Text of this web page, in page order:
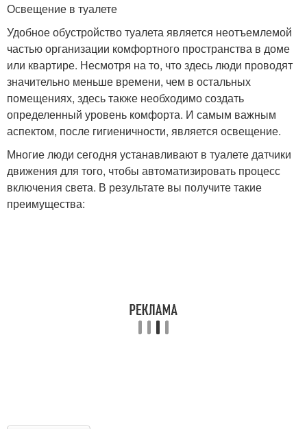
Освещение в туалете
Удобное обустройство туалета является неотъемлемой
частью организации комфортного пространства в доме
или квартире. Несмотря на то, что здесь люди проводят
значительно меньше времени, чем в остальных
помещениях, здесь также необходимо создать
определенный уровень комфорта. И самым важным
аспектом, после гигиеничности, является освещение.
Многие люди сегодня устанавливают в туалете датчики
движения для того, чтобы автоматизировать процесс
включения света. В результате вы получите такие
преимущества: